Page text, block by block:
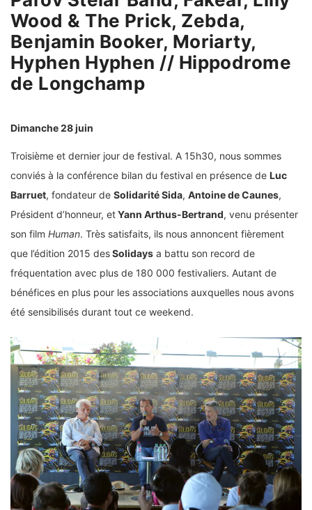
Wood & The Prick, Zebda,
Benjamin Booker, Moriarty,
Hyphen Hyphen // Hippodrome
de Longchamp
Dimanche 28 juin
Troisième et dernier jour de festival. A 15h30, nous sommes
conviés à la conférence bilan du festival en présence de Luc
Barruet, fondateur de Solidarité Sida, Antoine de Caunes,
Président d’honneur, etYann Arthus-Bertrand, venu présenter
son film Human. Très satisfaits, ils nous annoncent fièrement
que l’édition 2015 desSolidays a battu son record de
fréquentation avec plus de 180 000 festivaliers. Autant de
bénéfices en plus pour les associations auxquelles nous avons
été sensibilisés durant tout ce weekend.